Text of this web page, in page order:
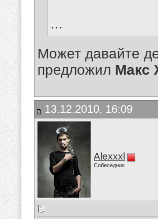
...
Может давайте
предложил Макс
13.12.2010, 16:09
Alexxxl
Собеседник